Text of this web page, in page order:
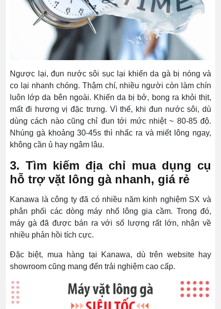
Ngược lại, đun nước sôi sục lại khiến da gà bị nóng và
co lại nhanh chóng. Thậm chí, nhiều người còn làm chín
luôn lớp da bên ngoài. Khiến da bị bở, bong ra khỏi thịt,
mất đi hương vị đặc trưng. Vì thế, khi đun nước sôi, dù
dùng cách nào cũng chỉ đun tới mức nhiệt ~ 80-85 độ.
Nhúng gà khoảng 30-45s thì nhấc ra và miết lông ngay,
không cần ủ hay ngâm lâu.
3. Tìm kiếm địa chỉ mua dụng cụ
hỗ trợ vặt lông gà nhanh, giá rẻ
Kanawa là công ty đã có nhiều năm kinh nghiệm SX và
phân phối các dòng máy nhổ lông gia cầm. Trong đó,
máy gà đã được bán ra với số lượng rất lớn, nhận về
nhiều phản hồi tích cực.
Đặc biệt, mua hàng tại Kanawa, dù trên website hay
showroom cũng mang đến trải nghiệm cao cấp.